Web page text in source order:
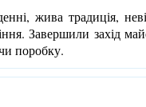
жива традиція,
Завершили захід
поробку.